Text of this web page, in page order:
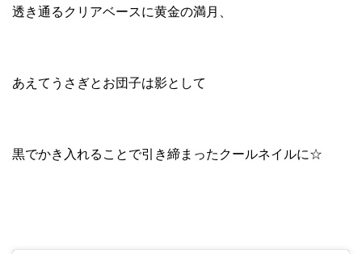
透き通るクリアベースに黄金の満月、
あえてうさぎとお団子は影として
黒でかき入れることで引き締まったクールネイルに☆